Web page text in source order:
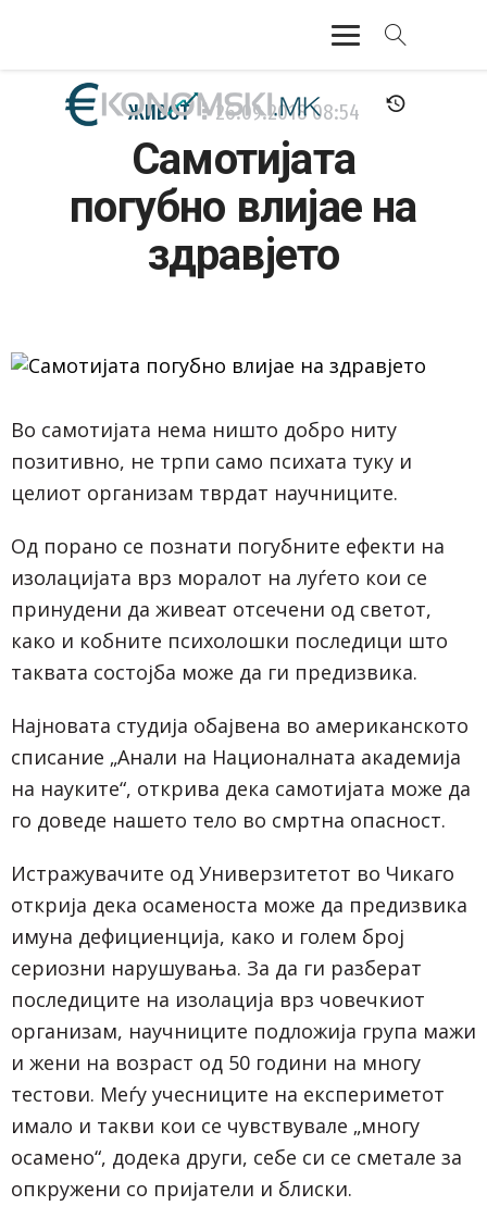
АКТУЕЛНО
ЕКОНОМИЈА
ФИНАНСИИ
БАНКАРСТВО
МОЗАИК
ЖИВОТ 26.09.201808:54
Самотијата
погубно влијае на
здравјето
Во самотијата нема ништо добро ниту
позитивно, не трпи само психата туку и
целиот организам тврдат научниците.
Од порано се познати погубните ефекти на
изолацијата врз моралот на луѓето кои се
принудени да живеат отсечени од светот,
како и кобните психолошки последици што
таквата состојба може да ги предизвика.
Најновата студија обајвена во американското
списание „Анали на Националната академија
на науките“, открива дека самотијата може да
го доведе нашето тело во смртна опасност.
Истражувачите од Универзитетот во Чикаго
открија дека осаменоста може да предизвика
имуна дефициенција, како и голем број
сериозни нарушувања. За да ги разберат
последиците на изолација врз човечкиот
организам, научниците подложија група мажи
и жени на возраст од 50 години на многу
тестови. Меѓу учесниците на експериметот
имало и такви кои се чувствувале „многу
осамено“, додека други, себе си се сметале за
опкружени со пријатели и блиски.